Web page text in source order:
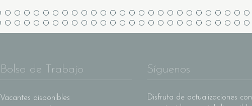
Bolsa de Trabajo
Vacantes disponibles
Síguenos
Disfruta de actualizaciones